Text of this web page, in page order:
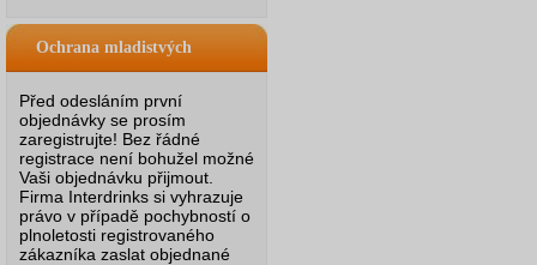
Ochrana mladistvých
Před odesláním první
objednávky se prosím
zaregistrujte! Bez řádné
registrace není bohužel možné
Vaši objednávku přijmout.
Firma Interdrinks si vyhrazuje
právo v případě pochybností o
plnoletosti registrovaného
zákazníka zaslat objednané